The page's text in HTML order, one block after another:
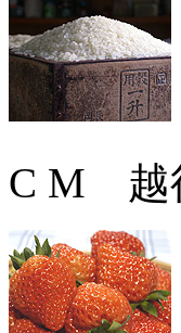
C M 越